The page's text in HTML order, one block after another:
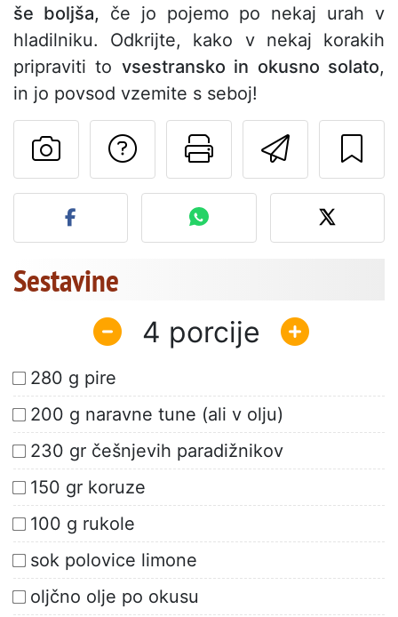
še boljša, če jo pojemo po nekaj urah v
hladilniku. Odkrijte, kako v nekaj korakih
pripraviti to vsestransko in okusno solato,
in jo povsod vzemite s seboj!
Pošlji
Natisni to
Postavite
Objavite svojo fotografijo
Sestavine
4
280 g pire
200 g naravne tune (ali v olju)
230 gr češnjevih paradižnikov
150 gr koruze
100 g rukole
sok polovice limone
oljčno olje po okusu